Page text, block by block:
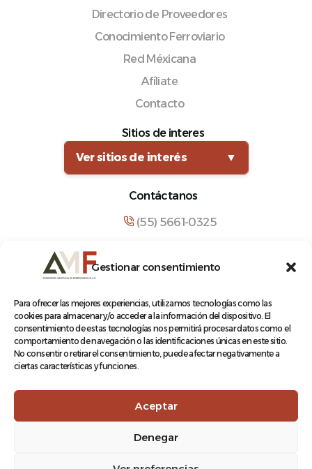
Gestionar consentimiento
Para ofrecer las mejores experiencias, utilizamos tecnologías como las
cookies para almacenar y/o acceder a la información del dispositivo. El
consentimiento de estas tecnologías nos permitirá procesar datos como el
comportamiento de navegación o las identificaciones únicas en este sitio.
No consentir o retirar el consentimiento, puede afectar negativamente a
ciertas características y funciones.
Aceptar
Denegar
Directorio de Proveedores
Conocimiento Ferroviario
Red Méxicana
Afíliate
Contacto
Sitios de interes
Ver sitios de interés
▼
Contáctanos
(55) 5661-0325
Manuel María Contreras 133, Cuauhtémoc,